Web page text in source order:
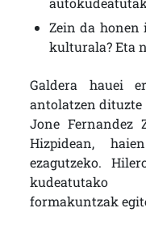
Zein da honen
kulturala? Eta
Galdera hauei
antolatzen dituzte
Jone Fernandez
Hizpidean,
ezagutzeko.
kudeatutako
formakuntzak